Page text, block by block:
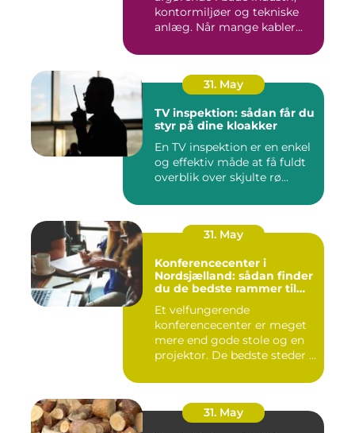
kontormiljøer og tekniske
anlæg. Når mange kabler...
31. May
TV inspektion: sådan får du
styr på dine kloakker
En TV inspektion er en enkel
og effektiv måde at få fuldt
overblik over skjulte rø...
31. May
Konferencecenter i
Nordsjælland: sådan finder
du de bedste rammer til
Et velfungerende
konferencecenter er meget
mere end gode stole og en
projektor. De bedste steder i
31. May